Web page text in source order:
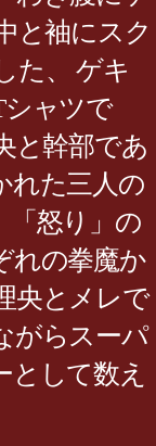
と袖にスク
た、 ゲキ
ャツで
と幹部であ
れた三人の
「怒り」の
れの拳魔か
央とメレで
がらスーパ
として数え